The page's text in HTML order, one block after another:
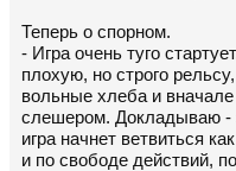
Теперь о спорном.
- Игра очень туго
плохую, но строго
вольные хлеба и
слешером. Докладываю -
игра начнет ветвиться
и по свободе действий,